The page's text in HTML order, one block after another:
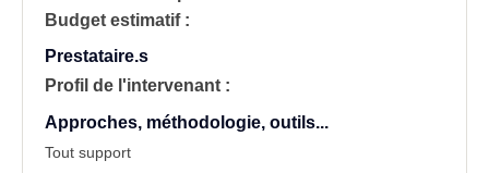
Budget estimatif :
Prestataire.s
Profil de l'intervenant :
Approches, méthodologie, outils...
Tout support